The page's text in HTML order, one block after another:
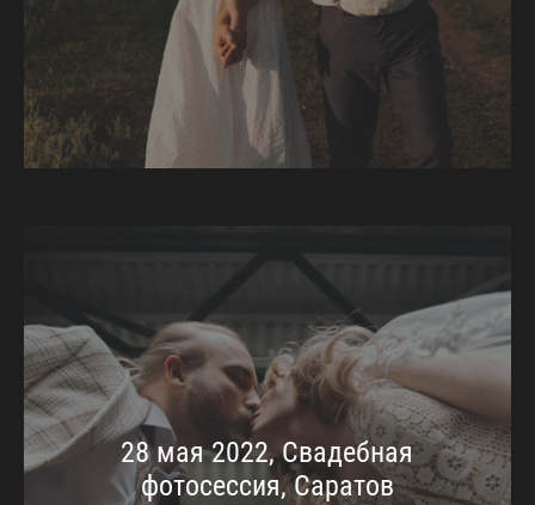
28 мая 2022, Свадебная
фотосессия, Саратов